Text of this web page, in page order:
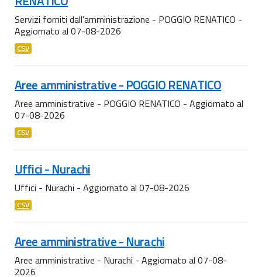
Servizi forniti dall'amministrazione - POGGIO RENATICO -
Aggiornato al 07-08-2026
CSV
Aree amministrative - POGGIO RENATICO
Aree amministrative - POGGIO RENATICO - Aggiornato al
07-08-2026
CSV
Uffici - Nurachi
Uffici - Nurachi - Aggiornato al 07-08-2026
CSV
Aree amministrative - Nurachi
Aree amministrative - Nurachi - Aggiornato al 07-08-
2026